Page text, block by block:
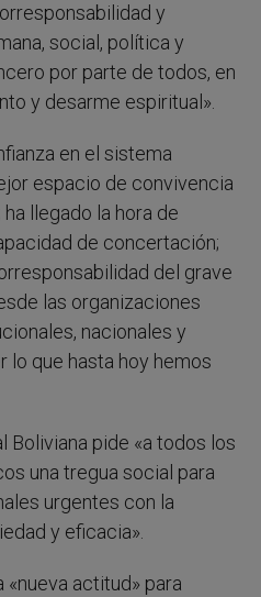
y
social, política y
por parte de todos, en
y desarme espiritual».
en el sistema
espacio de convivencia
llegado la hora de
de concertación;
del grave
las organizaciones
nacionales y
lo que hasta hoy hemos
Boliviana pide «a todos los
una tregua social para
urgentes con la
y eficacia».
«nueva actitud» para